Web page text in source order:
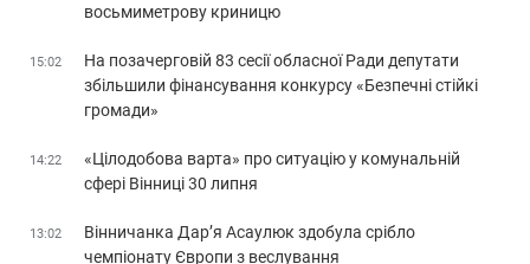
восьмиметрову криницю
15:02
На позачерговій 83 сесії обласної Ради депутати
збільшили фінансування конкурсу «Безпечні стійкі
громади»
14:22
«Цілодобова варта» про ситуацію у комунальній
сфері Вінниці 30 липня
13:02
Вінничанка Дар’я Асаулюк здобула срібло
чемпіонату Європи з веслування